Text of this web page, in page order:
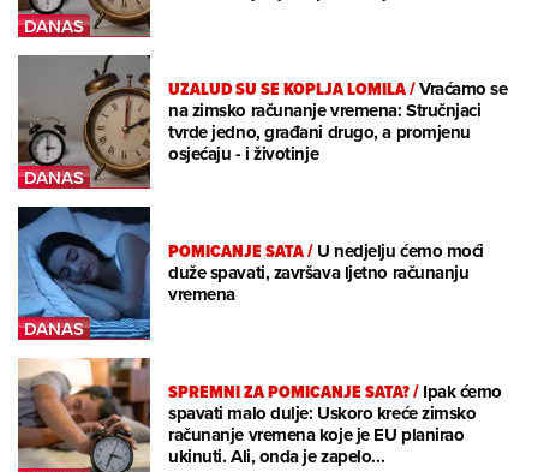
UZALUD SU SE KOPLJA LOMILA/Vraćamo se
na zimsko računanje vremena: Stručnjaci
tvrde jedno, građani drugo, a promjenu
osjećaju - i životinje
POMICANJE SATA/U nedjelju ćemo moći
duže spavati, završava ljetno računanju
vremena
SPREMNI ZA POMICANJE SATA?/Ipak ćemo
spavati malo dulje: Uskoro kreće zimsko
računanje vremena koje je EU planirao
ukinuti. Ali, onda je zapelo...